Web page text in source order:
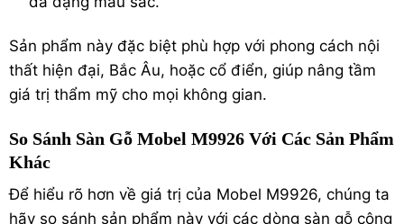
Sản phẩm này đặc biệt phù hợp với phong cách nội
thất hiện đại, Bắc Âu, hoặc cổ điển, giúp nâng tầm
giá trị thẩm mỹ cho mọi không gian.
So Sánh Sàn Gỗ Mobel M9926 Với Các Sản Phẩm
Khác
Để hiểu rõ hơn về giá trị của Mobel M9926, chúng ta
hãy so sánh sản phẩm này với các dòng sàn gỗ công